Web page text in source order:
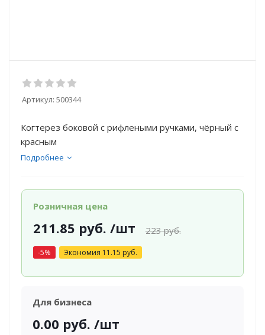
Артикул: 500344
Когтерез боковой с рифлеными ручками, чёрный с
красным
Подробнее
Розничная цена
211.85 руб. /шт 223руб.
-5% Экономия 11.15 руб.
Для бизнеса
0.00 руб. /шт